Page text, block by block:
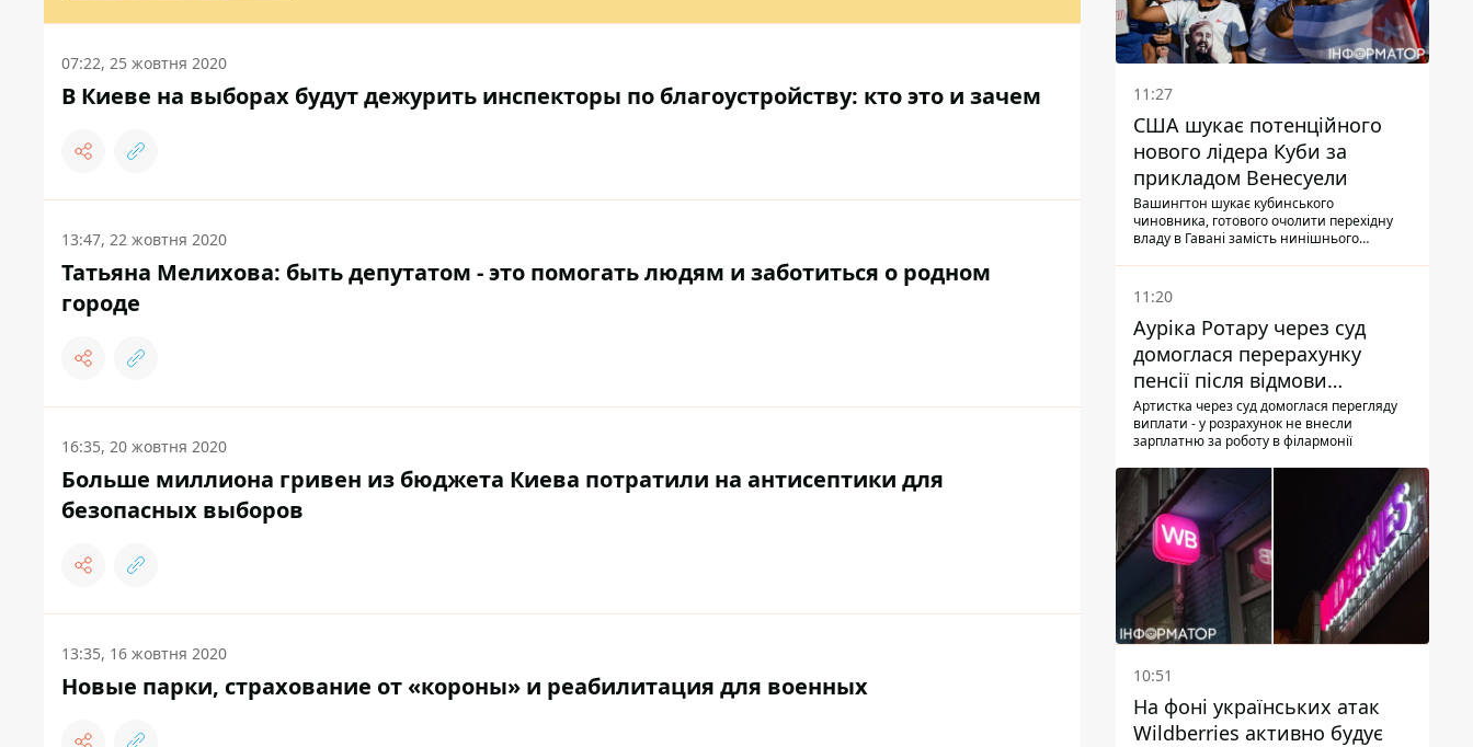
07:22, 25 жовтня 2020
В Киеве на выборах будут дежурить инспекторы по благоустройству: кто это и зачем
13:47, 22 жовтня 2020
Татьяна Мелихова: быть депутатом - это помогать людям и заботиться о родном
городе
16:35, 20 жовтня 2020
Больше миллиона гривен из бюджета Киева потратили на антисептики для
безопасных выборов
13:35, 16 жовтня 2020
Новые парки, страхование от «короны» и реабилитация для военных
11:27
США шукає потенційного
нового лідера Куби за
прикладом Венесуели
Вашингтон шукає кубинського
чиновника, готового очолити перехідну
владу в Гавані замість нинішнього
11:20
Ауріка Ротару через суд
домоглася перерахунку
пенсії після відмови
Пенсійного фонду
Артистка через суд домоглася перегляду
виплати - у розрахунок не внесли
зарплатню за роботу в філармонії
10:51
На фоні українських атак
Wildberries активно будує